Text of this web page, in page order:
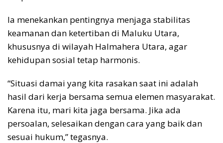
Ia menekankan pentingnya menjaga stabilitas
keamanan dan ketertiban di Maluku Utara,
khususnya di wilayah Halmahera Utara, agar
kehidupan sosial tetap harmonis.
“Situasi damai yang kita rasakan saat ini adalah
hasil dari kerja bersama semua elemen masyarakat.
Karena itu, mari kita jaga bersama. Jika ada
persoalan, selesaikan dengan cara yang baik dan
sesuai hukum,” tegasnya.